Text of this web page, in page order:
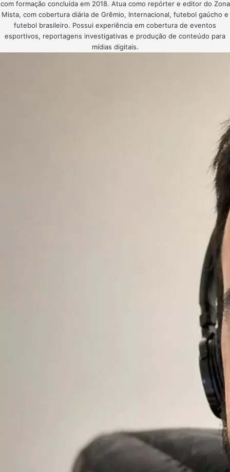
com formação concluída em 2018. Atua como repórter e editor do Zona
Mista, com cobertura diária de Grêmio, Internacional, futebol gaúcho e
futebol brasileiro. Possui experiência em cobertura de eventos
esportivos, reportagens investigativas e produção de conteúdo para
mídias digitais.